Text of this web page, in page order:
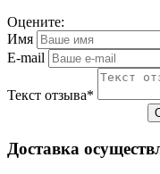
Оцените:
Имя
E-mail
Текст отзыва*
Доставка